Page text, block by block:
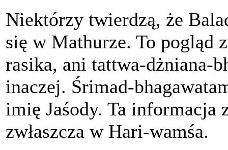
Niektórzy twierdzą, że
się w Mathurze. To pogląd
rasika, ani tattwa-dżniana-
inaczej. Śrimad-
imię Jaśody. Ta informacja
zwłaszcza w Hari-wamśa.